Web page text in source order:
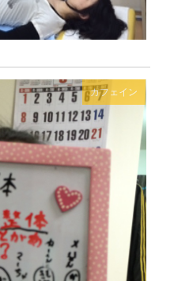
カフェイン